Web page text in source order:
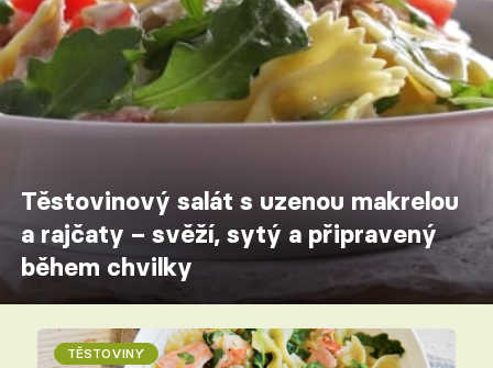
Těstovinový salát s uzenou makrelou
a rajčaty – svěží, sytý a připravený
během chvilky
TĚSTOVINY